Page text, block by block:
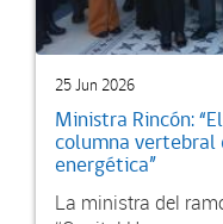
25 Jun 2026
Ministra Rincón:
columna
energética”
La ministra del